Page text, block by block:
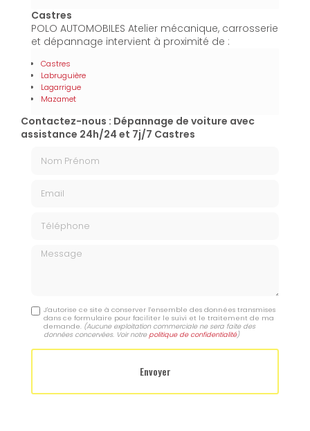
Castres
POLO AUTOMOBILES Atelier mécanique, carrosserie
et dépannage intervient à proximité de :
Castres
Labruguière
Lagarrigue
Mazamet
Contactez-nous : Dépannage de voiture avec
assistance 24h/24 et 7j/7 Castres
Message
J'autorise ce site à conserver l'ensemble des données transmises
dans ce formulaire pour faciliter le suivi et le traitement de ma
demande. (Aucune exploitation commerciale ne sera faite des
données concervées. Voir notrepolitique de confidentialité)